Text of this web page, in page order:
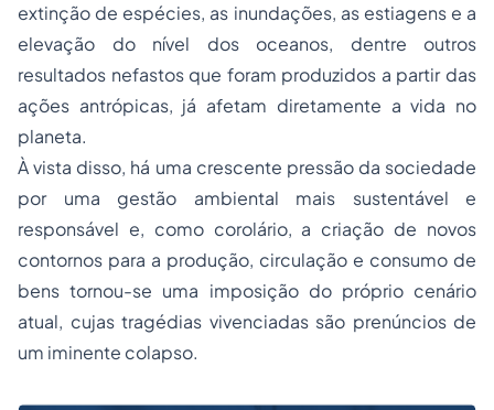
extinção de espécies, as inundações, as estiagens e a
elevação do nível dos oceanos, dentre outros
resultados nefastos que foram produzidos a partir das
ações antrópicas, já afetam diretamente a vida no
planeta.
À vista disso, há uma crescente pressão da sociedade
por uma gestão ambiental mais sustentável e
responsável e, como corolário, a criação de novos
contornos para a produção, circulação e consumo de
bens tornou-se uma imposição do próprio cenário
atual, cujas tragédias vivenciadas são prenúncios de
um iminente colapso.